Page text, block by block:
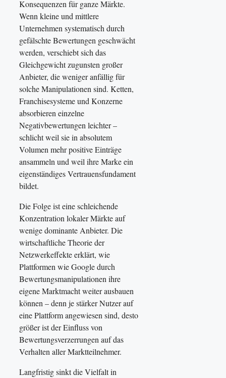
Konsequenzen für ganze Märkte.
Wenn kleine und mittlere
Unternehmen systematisch durch
gefälschte Bewertungen geschwächt
werden, verschiebt sich das
Gleichgewicht zugunsten großer
Anbieter, die weniger anfällig für
solche Manipulationen sind. Ketten,
Franchisesysteme und Konzerne
absorbieren einzelne
Negativbewertungen leichter –
schlicht weil sie in absolutem
Volumen mehr positive Einträge
ansammeln und weil ihre Marke ein
eigenständiges Vertrauensfundament
bildet.
Die Folge ist eine schleichende
Konzentration lokaler Märkte auf
wenige dominante Anbieter. Die
wirtschaftliche Theorie der
Netzwerkeffekte erklärt, wie
Plattformen wie Google durch
Bewertungsmanipulationen ihre
eigene Marktmacht weiter ausbauen
können – denn je stärker Nutzer auf
eine Plattform angewiesen sind, desto
größer ist der Einfluss von
Bewertungsverzerrungen auf das
Verhalten aller Marktteilnehmer.
Langfristig sinkt die Vielfalt in